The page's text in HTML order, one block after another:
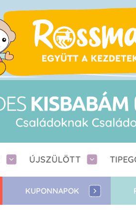
ÚJSZÜLÖTT
KUPONNAPOK